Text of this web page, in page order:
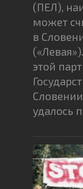
(ПЕЛ),
может
в
этой
удалось